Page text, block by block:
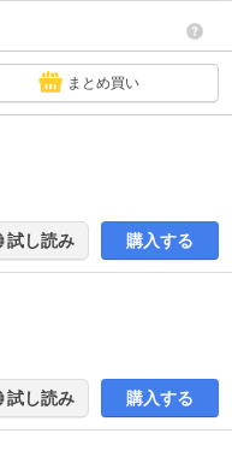
まとめ買い
試し読み 購入する
試し読み 購入する